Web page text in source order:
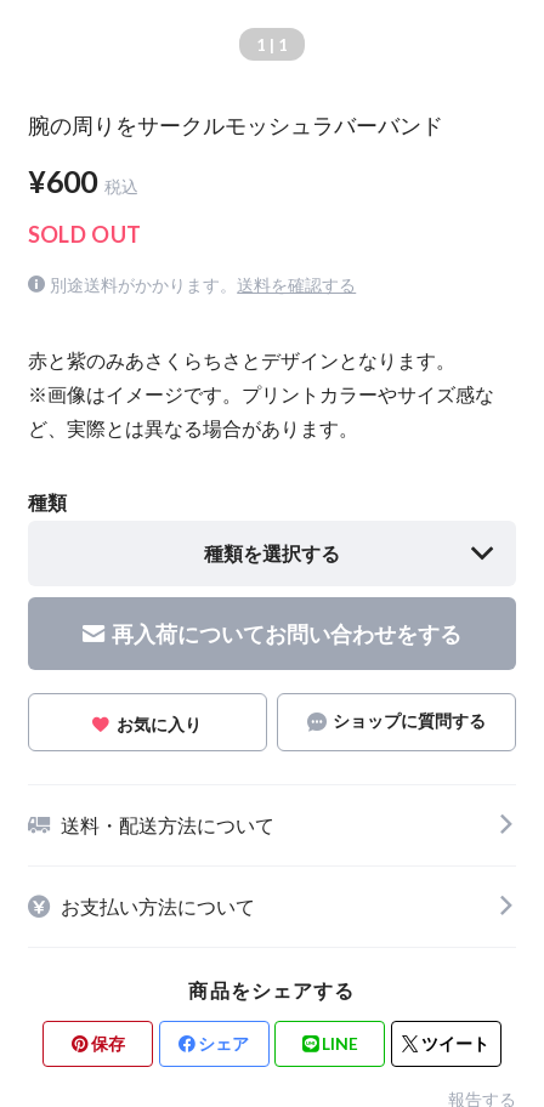
1 | 1
腕の周りをサークルモッシュラバーバンド
¥600 税込
SOLD OUT
別途送料がかかります。 送料を確認する
赤と紫のみあさくらちさとデザインとなります。
※画像はイメージです。プリントカラーやサイズ感な
ど、実際とは異なる場合があります。
種類
種類を選択する
再入荷についてお問い合わせをする
お気に入り ショップに質問する
送料・配送方法について
お支払い方法について
商品をシェアする
保存 シェア LINE ツイート
報告する